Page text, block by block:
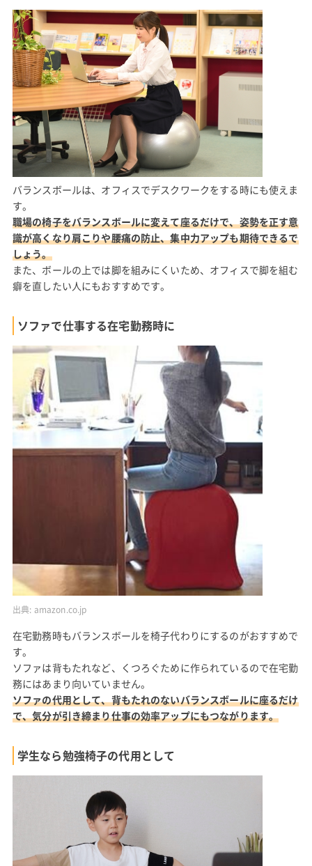
バランスボールは、オフィスでデスクワークをする時にも使えま
す。
職場の椅子をバランスボールに変えて座るだけで、姿勢を正す意
識が高くなり肩こりや腰痛の防止、集中力アップも期待できるで
しょう。
また、ボールの上では脚を組みにくいため、オフィスで脚を組む
癖を直したい人にもおすすめです。
ソファで仕事する在宅勤務時に
出典: amazon.co.jp
在宅勤務時もバランスボールを椅子代わりにするのがおすすめで
す。
ソファは背もたれなど、くつろぐために作られているので在宅勤
務にはあまり向いていません。
ソファの代用として、背もたれのないバランスボールに座るだけ
で、気分が引き締まり仕事の効率アップにもつながります。
学生なら勉強椅子の代用として